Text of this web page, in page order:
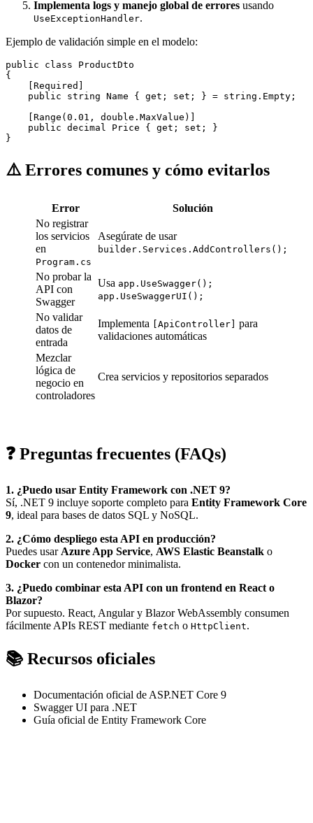
Implementa logs y manejo global de errores usando
UseExceptionHandler.
Ejemplo de validación simple en el modelo:
public class ProductDto
{
    [Required]
    public string Name { get; set; } = string.Empty;
    [Range(0.01, double.MaxValue)]
    public decimal Price { get; set; }
}
⚠️ Errores comunes y cómo evitarlos
Error
Solución
No registrar
los servicios
en
Program.cs
Asegúrate de usar
builder.Services.AddControllers();
No probar la
API con
Swagger
Usa app.UseSwagger();
app.UseSwaggerUI();
No validar
datos de
entrada
Implementa [ApiController] para
validaciones automáticas
Mezclar
lógica de
negocio en
controladores
Crea servicios y repositorios separados
❓ Preguntas frecuentes (FAQs)
1. ¿Puedo usar Entity Framework con .NET 9?
Sí, .NET 9 incluye soporte completo para Entity Framework Core
9, ideal para bases de datos SQL y NoSQL.
2. ¿Cómo despliego esta API en producción?
Puedes usar Azure App Service, AWS Elastic Beanstalk o
Docker con un contenedor minimalista.
3. ¿Puedo combinar esta API con un frontend en React o
Blazor?
Por supuesto. React, Angular y Blazor WebAssembly consumen
fácilmente APIs REST mediante fetch o HttpClient.
📚 Recursos oficiales
Documentación oficial de ASP.NET Core 9
Swagger UI para .NET
Guía oficial de Entity Framework Core